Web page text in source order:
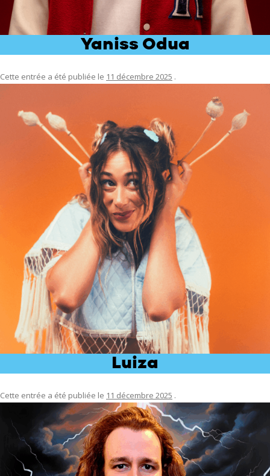
Yaniss Odua
Cette entrée a été publiée le 11 décembre 2025 .
Luiza
Cette entrée a été publiée le 11 décembre 2025 .